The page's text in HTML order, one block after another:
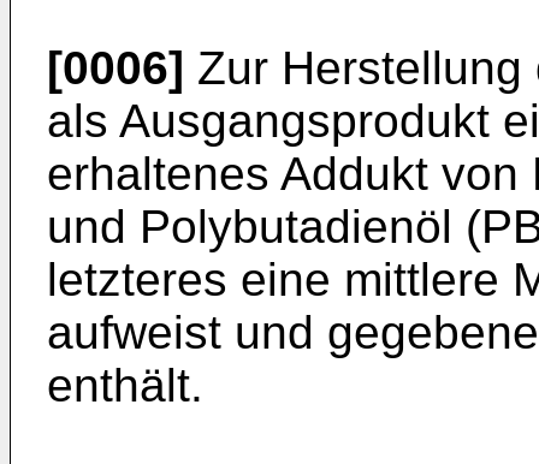
[0006] Zur Herstellung
als Ausgangsprodukt
erhaltenes Addukt
und Polybutadienöl
letzteres eine mittlere
aufweist und
enthält.